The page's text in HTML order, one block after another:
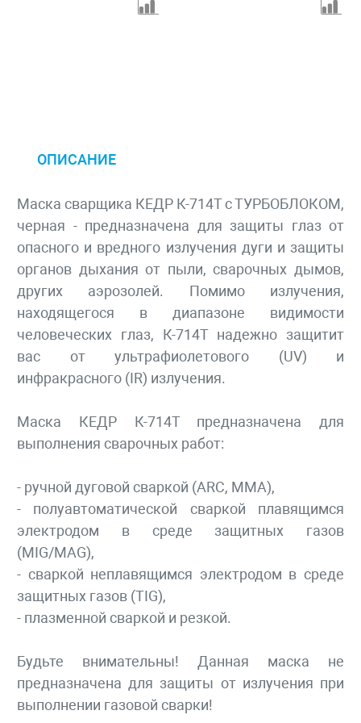
ОПИСАНИЕ
Маска сварщика КЕДР К-714Т с ТУРБОБЛОКОМ,
черная - предназначена для защиты глаз от
опасного и вредного излучения дуги и защиты
органов дыхания от пыли, сварочных дымов,
других аэрозолей. Помимо излучения,
находящегося в диапазоне видимости
человеческих глаз, К-714Т надежно защитит
вас от ультрафиолетового (UV) и
инфракрасного (IR) излучения.
Маска КЕДР К-714Т предназначена для
выполнения сварочных работ:
- ручной дуговой сваркой (ARC, MMA),
- полуавтоматической сваркой плавящимся
электродом в среде защитных газов
(MIG/MAG),
- сваркой неплавящимся электродом в среде
защитных газов (TIG),
- плазменной сваркой и резкой.
Будьте внимательны! Данная маска не
предназначена для защиты от излучения при
выполнении газовой сварки!